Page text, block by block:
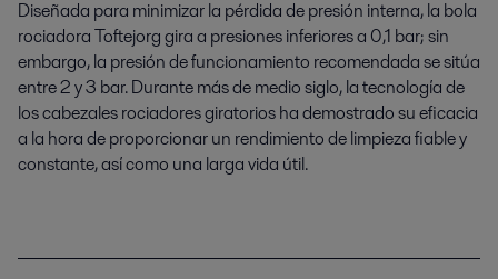
Diseñada para minimizar la pérdida de presión interna, la bola
rociadora Toftejorg gira a presiones inferiores a 0,1 bar; sin
embargo, la presión de funcionamiento recomendada se sitúa
entre 2 y 3 bar. Durante más de medio siglo, la tecnología de
los cabezales rociadores giratorios ha demostrado su eficacia
a la hora de proporcionar un rendimiento de limpieza fiable y
constante, así como una larga vida útil.